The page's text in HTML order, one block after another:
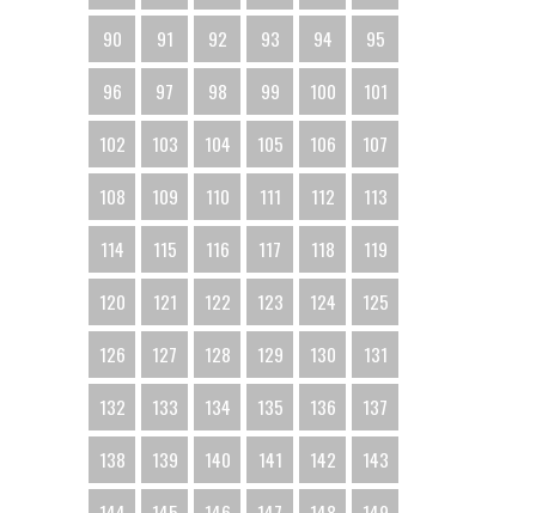
90
91 92 93 94
95
96
97 98 99 100
101
102
103 104 105 106
107
108
109 110 111 112
113
114
115 116 117 118
119
120
121 122 123 124
125
126
127 128 129 130
131
132
133 134 135 136
137
138
139 140 141 142
143